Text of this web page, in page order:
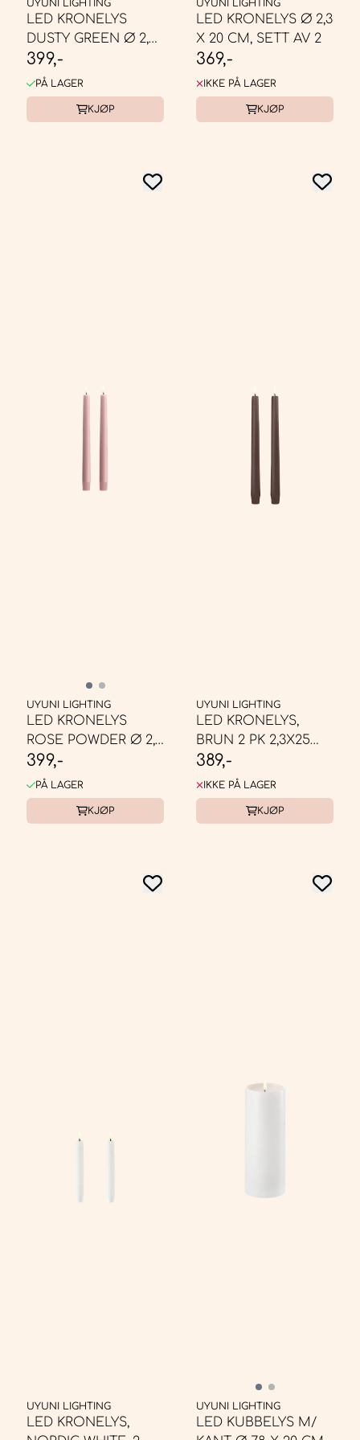
UYUNI LIGHTING
LED KRONELYS
DUSTY GREEN Ø 2,3
X 25 CM, SETT AV 2
399,-
PÅ LAGER
KJØP
UYUNI LIGHTING
LED KRONELYS Ø 2,3
X 20 CM, SETT AV 2
369,-
IKKE PÅ LAGER
KJØP
UYUNI LIGHTING
LED KRONELYS
ROSE POWDER Ø 2,3
X 25 CM, SETT AV 2
399,-
PÅ LAGER
KJØP
UYUNI LIGHTING
LED KRONELYS,
BRUN 2 PK 2,3X25
CM
389,-
IKKE PÅ LAGER
KJØP
UYUNI LIGHTING
LED KRONELYS,
UYUNI LIGHTING
LED KUBBELYS M/